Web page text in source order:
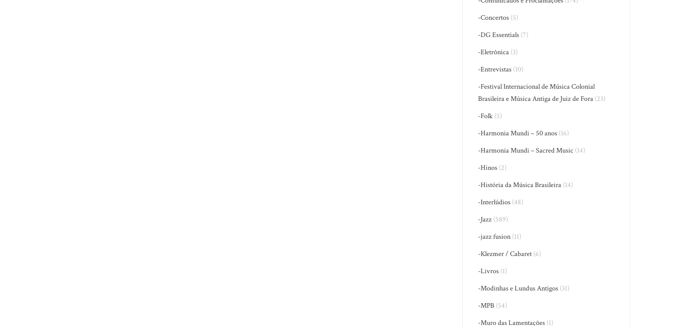
-Concertos (5)
-DG Essentials (7)
-Eletrônica (3)
-Entrevistas (10)
-Festival Internacional de Música Colonial
Brasileira e Música Antiga de Juiz de Fora (23)
-Folk (5)
-Harmonia Mundi – 50 anos (16)
-Harmonia Mundi – Sacred Music (14)
-Hinos (2)
-História da Música Brasileira (14)
-Interlúdios (48)
-Jazz (589)
-jazz fusion (11)
-Klezmer / Cabaret (6)
-Livros (1)
-Modinhas e Lundus Antigos (31)
-MPB (54)
-Muro das Lamentações (1)